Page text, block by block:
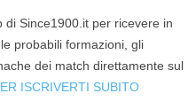
di Since1900.it per ricevere in
probabili formazioni, gli
dei match direttamente sul
ISCRIVERTI SUBITO